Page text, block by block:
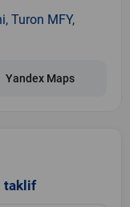
Turon MFY,
Yandex Maps
taklif